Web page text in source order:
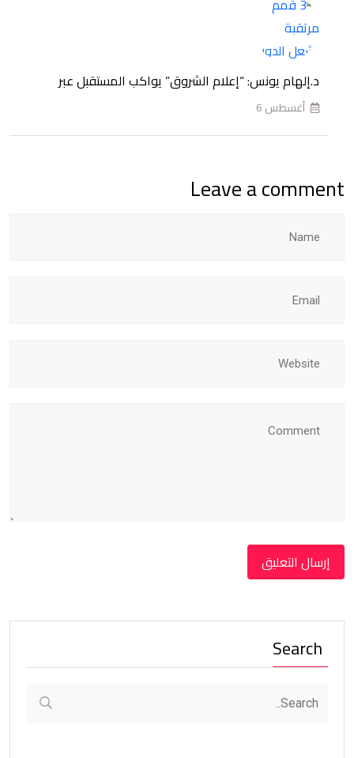
د.إلهام يونس: “إعلام الشروق” يواكب المستقبل عبر
أغسطس 6
Leave a comment
Search